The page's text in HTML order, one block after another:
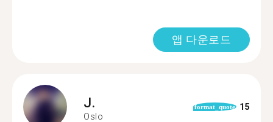
앱 다운로드
J.
Oslo
format_quote 15